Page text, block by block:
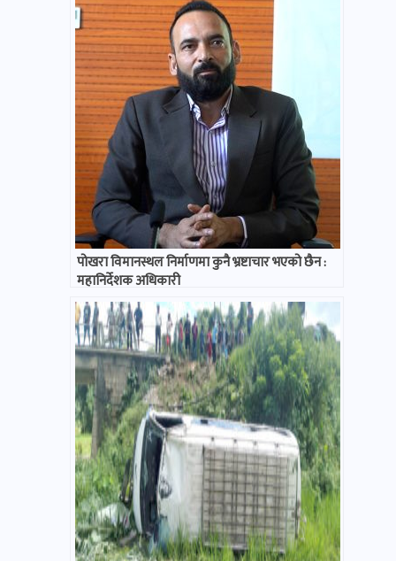
पोखरा विमानस्थल निर्माणमा कुनै भ्रष्टाचार भएको छैन :
महानिर्देशक अधिकारी